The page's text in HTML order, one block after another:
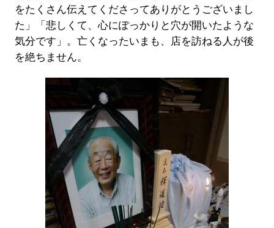
をたくさん伝えてくださってありがとうございまし
た」「悲しくて、心にぽっかりと穴が開いたような
気分です」。亡くなったいまも、店を訪ねる人が後
を絶ちません。